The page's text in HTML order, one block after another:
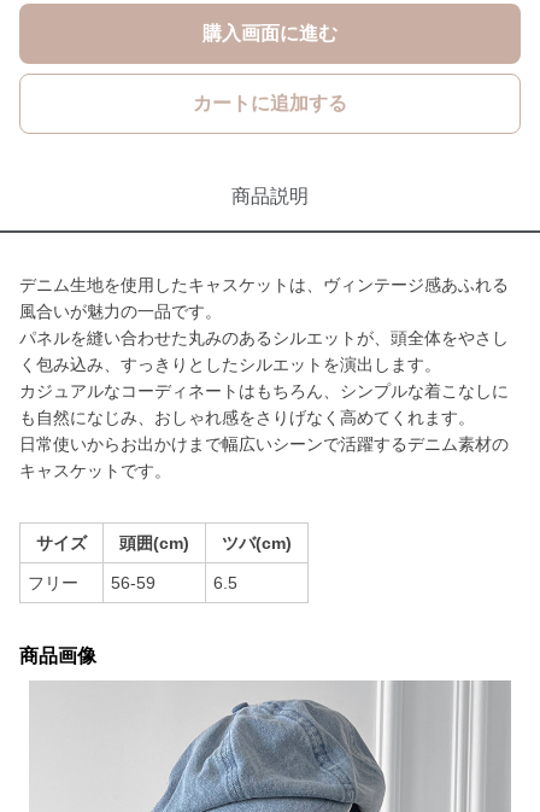
購入画面に進む
カートに追加する
商品説明
デニム生地を使用したキャスケットは、ヴィンテージ感あふれる
風合いが魅力の一品です。
パネルを縫い合わせた丸みのあるシルエットが、頭全体をやさし
く包み込み、すっきりとしたシルエットを演出します。
カジュアルなコーディネートはもちろん、シンプルな着こなしに
も自然になじみ、おしゃれ感をさりげなく高めてくれます。
日常使いからお出かけまで幅広いシーンで活躍するデニム素材の
キャスケットです。
サイズ 頭囲(cm) ツバ(cm)
フリー 56-59 6.5
商品画像